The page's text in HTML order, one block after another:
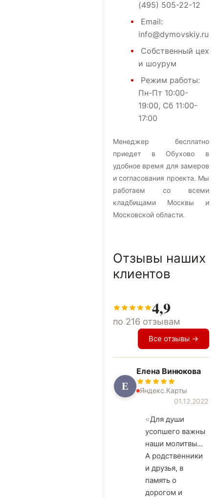
(495) 505-22-12
Email:
info@dymovskiy.ru
Собственный цех
и шоурум
Режим работы:
Пн-Пт 10:00-
19:00, Сб 11:00-
17:00
Менеджер бесплатно
приедет в Обухово в
удобное время для замеров
и согласования проекта. Мы
работаем со всеми
кладбищами Москвы и
Московской области.
Отзывы наших
клиентов
4,9
по 216 отзывам
Все отзывы →
Е
Елена Винюкова
Яндекс.Карты
01.12.2022
Для души
усопшего важны
наши молитвы...
А родственники
и друзья, в
память о
дорогом и